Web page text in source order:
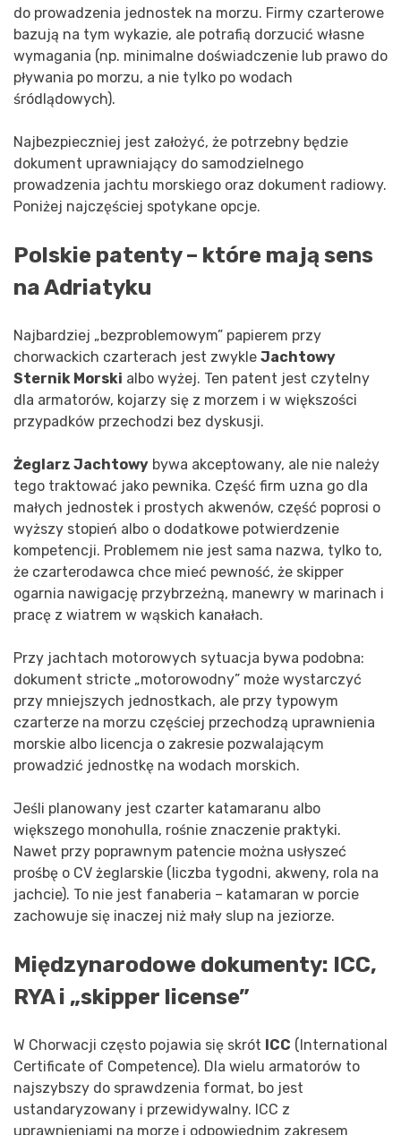
do prowadzenia jednostek na morzu. Firmy czarterowe
bazują na tym wykazie, ale potrafią dorzucić własne
wymagania (np. minimalne doświadczenie lub prawo do
pływania po morzu, a nie tylko po wodach
śródlądowych).
Najbezpieczniej jest założyć, że potrzebny będzie
dokument uprawniający do samodzielnego
prowadzenia jachtu morskiego oraz dokument radiowy.
Poniżej najczęściej spotykane opcje.
Polskie patenty – które mają sens
na Adriatyku
Najbardziej „bezproblemowym” papierem przy
chorwackich czarterach jest zwykle Jachtowy
Sternik Morski albo wyżej. Ten patent jest czytelny
dla armatorów, kojarzy się z morzem i w większości
przypadków przechodzi bez dyskusji.
Żeglarz Jachtowy bywa akceptowany, ale nie należy
tego traktować jako pewnika. Część firm uzna go dla
małych jednostek i prostych akwenów, część poprosi o
wyższy stopień albo o dodatkowe potwierdzenie
kompetencji. Problemem nie jest sama nazwa, tylko to,
że czarterodawca chce mieć pewność, że skipper
ogarnia nawigację przybrzeżną, manewry w marinach i
pracę z wiatrem w wąskich kanałach.
Przy jachtach motorowych sytuacja bywa podobna:
dokument stricte „motorowodny” może wystarczyć
przy mniejszych jednostkach, ale przy typowym
czarterze na morzu częściej przechodzą uprawnienia
morskie albo licencja o zakresie pozwalającym
prowadzić jednostkę na wodach morskich.
Jeśli planowany jest czarter katamaranu albo
większego monohulla, rośnie znaczenie praktyki.
Nawet przy poprawnym patencie można usłyszeć
prośbę o CV żeglarskie (liczba tygodni, akweny, rola na
jachcie). To nie jest fanaberia – katamaran w porcie
zachowuje się inaczej niż mały slup na jeziorze.
Międzynarodowe dokumenty: ICC,
RYA i „skipper license”
W Chorwacji często pojawia się skrót ICC (International
Certificate of Competence). Dla wielu armatorów to
najszybszy do sprawdzenia format, bo jest
ustandaryzowany i przewidywalny. ICC z
uprawnieniami na morze i odpowiednim zakresem